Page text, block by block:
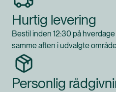
Hurtig levering
Bestil inden 12:30 på
samme aften i udvalgte
Personlig